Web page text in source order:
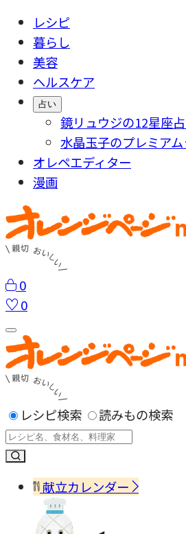
レシピ
暮らし
美容
ヘルスケア
占い
鏡リュウジの12星座
水晶玉子のプレミア
オレペエディター
漫画
0
0
レシピ検索 読みもの検索
献立カレンダー